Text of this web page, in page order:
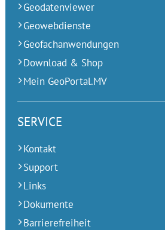
Geodatenviewer
Geowebdienste
Geofachanwendungen
Download & Shop
Mein GeoPortal.MV
SERVICE
Kontakt
Support
Links
Dokumente
Barrierefreiheit